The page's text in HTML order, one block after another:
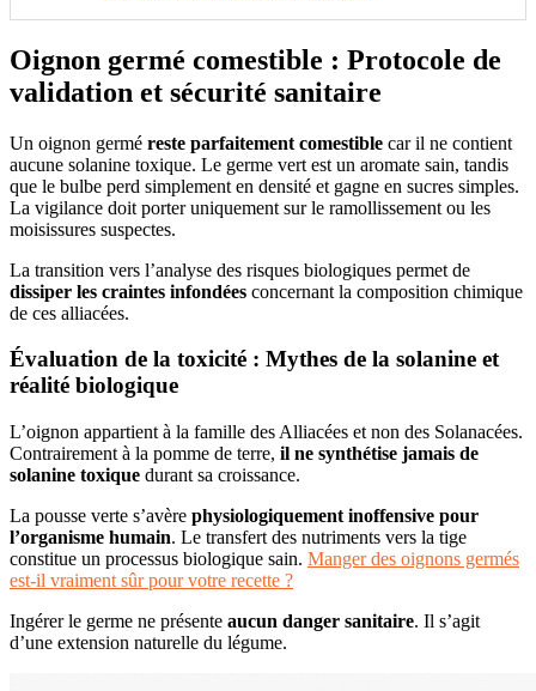
Oignon germé comestible : Protocole de
validation et sécurité sanitaire
Un oignon germé reste parfaitement comestible car il ne contient
aucune solanine toxique. Le germe vert est un aromate sain, tandis
que le bulbe perd simplement en densité et gagne en sucres simples.
La vigilance doit porter uniquement sur le ramollissement ou les
moisissures suspectes.
La transition vers l’analyse des risques biologiques permet de
dissiper les craintes infondées concernant la composition chimique
de ces alliacées.
Évaluation de la toxicité : Mythes de la solanine et
réalité biologique
L’oignon appartient à la famille des Alliacées et non des Solanacées.
Contrairement à la pomme de terre, il ne synthétise jamais de
solanine toxique durant sa croissance.
La pousse verte s’avère physiologiquement inoffensive pour
l’organisme humain. Le transfert des nutriments vers la tige
constitue un processus biologique sain. Manger des oignons germés
est-il vraiment sûr pour votre recette ?
Ingérer le germe ne présente aucun danger sanitaire. Il s’agit
d’une extension naturelle du légume.